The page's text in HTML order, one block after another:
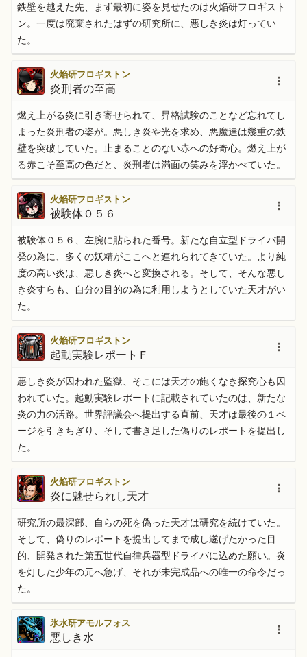
鉄壁を越えた先、まず最初に姿を見せたのは火焔研フロギスト
ン。一度は廃棄されたはずの研究所に、悪しき炎は灯ってい
た。
火焔研フロギストン
炎刑者の至高
燃え上がる炎に引き寄せられて、昇格試験のことなど忘れてし
まった炎刑者の姿が。悪しき炎や光を求め、悪魔達は幾重の鉄
壁を突破していた。止まることのない赤への好奇心。燃え上が
る赤こそ至高の色だと、炎刑者は満面の笑みを浮かべていた。
火焔研フロギストン
被験体０５６
被験体０５６、左腕に貼られた番号。新たな自立型ドライバ開
発の為に、多くの妖精がここへと連れられてきていた。より純
度の高い炎は、悪しき炎へと変換される。そして、そんな悪し
き炎すらも、自分の目的の為に利用しようとしていた天才がい
た。
火焔研フロギストン
起動実験レポートＦ
悪しき炎が囚われた監獄、そこには天才の飽くなき探究心も囚
われていた。起動実験レポートに記載されていたのは、新たな
炎の力の活路。世界評議会へ提出する直前、天才は最後の１ペ
ージを引きちぎり、そして書き足した偽りのレポートを提出し
た。
火焔研フロギストン
炎に魅せられし天才
研究所の最深部、自らの死を偽った天才は研究を続けていた。
そして、偽りのレポートを提出してまで成し遂げたかった目
的、開発された第五世代自律兵器型ドライバに込めた願い。炎
を灯した少年の元へ急げ、それが未完成品への唯一の命令だっ
た。
氷水研アモルフォス
悪しき水